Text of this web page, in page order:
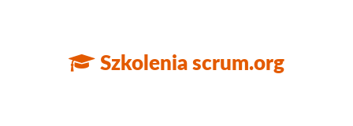
Szkolenia scrum.org